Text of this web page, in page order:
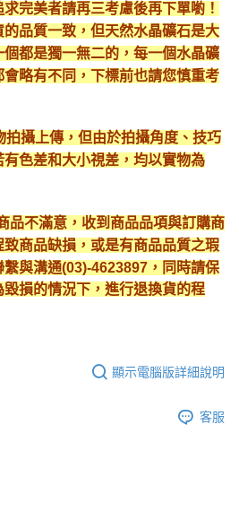
完美者請再三考慮後再下單喲！
品質一致，但天然水晶礦石是大
都是獨一無二的，每一個水晶礦
略有不同，下標前也請您慎重考
拍攝上傳，但由於拍攝角度、技巧
色差和大小視差，均以實物為
品不滿意，收到商品品項與訂購商
商品缺損，或是有商品品質之瑕
與溝通(03)-4623897，同時請保
損的情況下，進行退換貨的程
顯示電腦版詳細說明
客服